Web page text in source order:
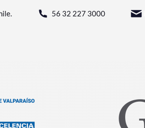
56 32 227 3000